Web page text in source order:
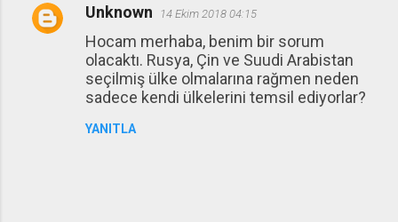
Unknown 14 Ekim 2018 04:15
Hocam merhaba, benim bir sorum
olacaktı. Rusya, Çin ve Suudi Arabistan
seçilmiş ülke olmalarına rağmen neden
sadece kendi ülkelerini temsil ediyorlar?
YANITLA